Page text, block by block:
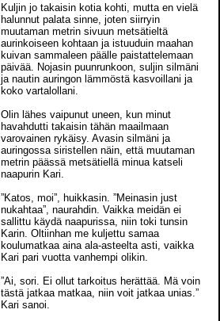
Kuljin jo takaisin kotia kohti, mutta en vielä
halunnut palata sinne, joten siirryin
muutaman metrin sivuun metsätieltä
aurinkoiseen kohtaan ja istuuduin maahan
kuivan sammaleen päälle paistattelemaan
päivää. Nojasin puunrunkoon, suljin silmäni
ja nautin auringon lämmöstä kasvoillani ja
koko vartalollani.
Olin lähes vaipunut uneen, kun minut
havahdutti takaisin tähän maailmaan
varovainen rykäisy. Avasin silmäni ja
auringossa siristellen näin, että muutaman
metrin päässä metsätiellä minua katseli
naapurin Kari.
”Katos, moi”, huikkasin. ”Meinasin just
nukahtaa”, naurahdin. Vaikka meidän ei
sallittu käydä naapurissa, niin toki tunsin
Karin. Oltiinhan me kuljettu samaa
koulumatkaa aina ala-asteelta asti, vaikka
Kari pari vuotta vanhempi olikin.
”Ai, sori. Ei ollut tarkoitus herättää. Mä voin
tästä jatkaa matkaa, niin voit jatkaa unias.”
Kari sanoi.